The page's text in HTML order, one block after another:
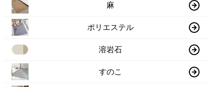
麻
ポリエステル
溶岩石
すのこ